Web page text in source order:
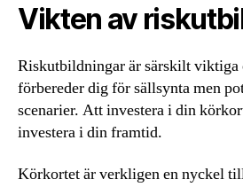
Vikten av
Riskutbildningar är särskilt viktiga
förbereder dig för sällsynta men
scenarier. Att investera i din
investera i din framtid.
Körkortet är verkligen en nyckel